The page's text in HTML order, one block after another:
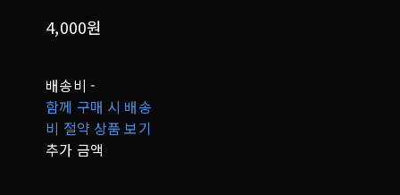
4,000원
배송비 -
함께 구매 시 배송
비 절약 상품 보기
추가 금액